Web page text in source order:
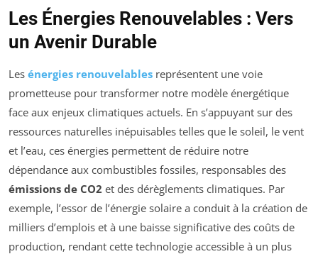
Les Énergies Renouvelables : Vers
un Avenir Durable
Les énergies renouvelables représentent une voie
prometteuse pour transformer notre modèle énergétique
face aux enjeux climatiques actuels. En s’appuyant sur des
ressources naturelles inépuisables telles que le soleil, le vent
et l’eau, ces énergies permettent de réduire notre
dépendance aux combustibles fossiles, responsables des
émissions de CO2 et des dérèglements climatiques. Par
exemple, l’essor de l’énergie solaire a conduit à la création de
milliers d’emplois et à une baisse significative des coûts de
production, rendant cette technologie accessible à un plus